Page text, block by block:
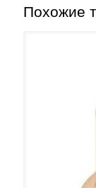
Похожие